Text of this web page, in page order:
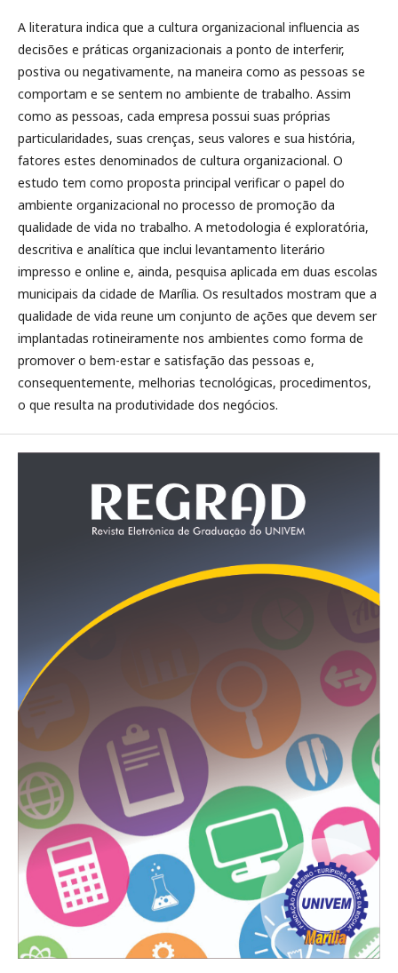
A literatura indica que a cultura organizacional influencia as
decisões e práticas organizacionais a ponto de interferir,
postiva ou negativamente, na maneira como as pessoas se
comportam e se sentem no ambiente de trabalho. Assim
como as pessoas, cada empresa possui suas próprias
particularidades, suas crenças, seus valores e sua história,
fatores estes denominados de cultura organizacional. O
estudo tem como proposta principal verificar o papel do
ambiente organizacional no processo de promoção da
qualidade de vida no trabalho. A metodologia é exploratória,
descritiva e analítica que inclui levantamento literário
impresso e online e, ainda, pesquisa aplicada em duas escolas
municipais da cidade de Marília. Os resultados mostram que a
qualidade de vida reune um conjunto de ações que devem ser
implantadas rotineiramente nos ambientes como forma de
promover o bem-estar e satisfação das pessoas e,
consequentemente, melhorias tecnológicas, procedimentos,
o que resulta na produtividade dos negócios.